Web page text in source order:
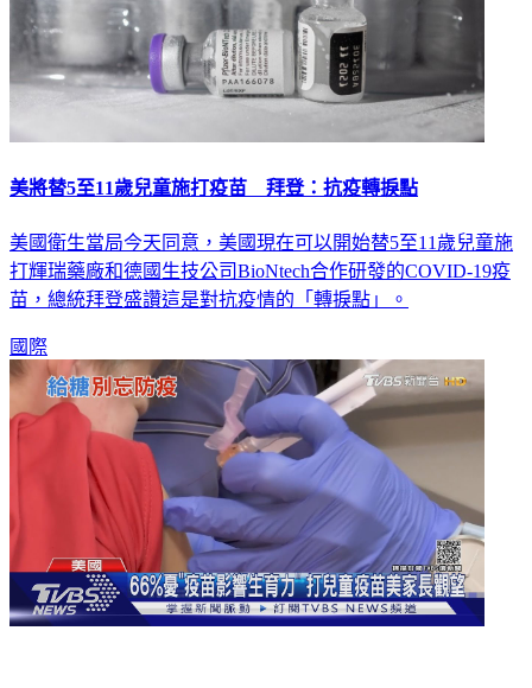
美將替5至11歲兒童施打疫苗 拜登：抗疫轉捩點
美國衛生當局今天同意，美國現在可以開始替5至11歲兒童施
打輝瑞藥廠和德國生技公司BioNtech合作研發的COVID-19疫
苗，總統拜登盛讚這是對抗疫情的「轉捩點」。
國際